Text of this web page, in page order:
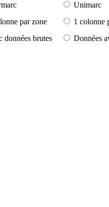
Unimarc
par zone
1 colonne
données brutes Données